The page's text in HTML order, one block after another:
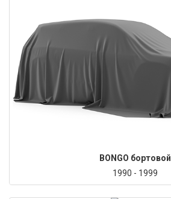
BONGO бортовой
1990 - 1999